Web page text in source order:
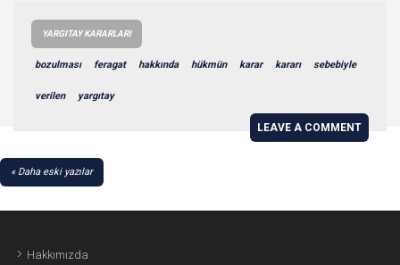
YARGITAY KARARLARI
bozulması feragat hakkında hükmün karar kararı sebebiyle
verilen yargıtay
LEAVE A COMMENT
YAZI
Daha eski yazılar
Hakkımızda